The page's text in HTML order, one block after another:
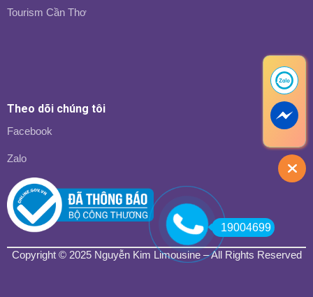
Tourism Cần Thơ
Theo dõi chúng tôi
Facebook
Zalo
Copyright © 2025 Nguyễn Kim Limousine– All Rights Reserved
19004699